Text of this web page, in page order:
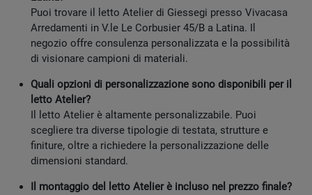
Puoi trovare il letto Atelier di Giessegi presso Vivacasa
Arredamenti in V.le Le Corbusier 45/B a Latina. Il
negozio offre consulenza personalizzata e la possibilità
di visionare campioni di materiali.
Quali opzioni di personalizzazione sono disponibili per il
letto Atelier?
Il letto Atelier è altamente personalizzabile. Puoi
scegliere tra diverse tipologie di testata, strutture e
finiture, oltre a richiedere la personalizzazione delle
dimensioni standard.
Il montaggio del letto Atelier è incluso nel prezzo finale?